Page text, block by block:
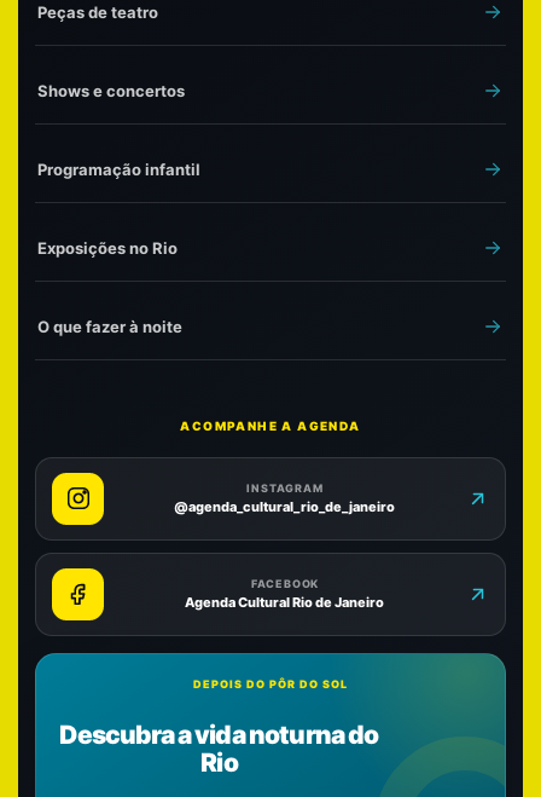
Peças de teatro
Shows e concertos
Programação infantil
Exposições no Rio
O que fazer à noite
ACOMPANHE A AGENDA
INSTAGRAM
@agenda_cultural_rio_de_janeiro
FACEBOOK
Agenda Cultural Rio de Janeiro
DEPOIS DO PÔR DO SOL
Descubra a vida noturna do
Rio